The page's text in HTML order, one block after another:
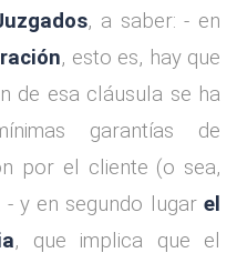
, a saber: - en
, esto es, hay que
de esa cláusula se ha
garantías de
por el cliente (o sea,
y en segundo lugarel
, que implica que el